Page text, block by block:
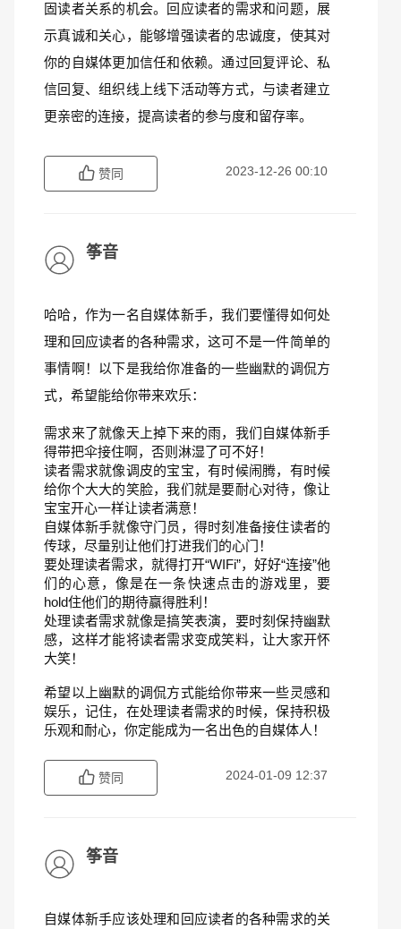
固读者关系的机会。回应读者的需求和问题，展
示真诚和关心，能够增强读者的忠诚度，使其对
你的自媒体更加信任和依赖。通过回复评论、私
信回复、组织线上线下活动等方式，与读者建立
更亲密的连接，提高读者的参与度和留存率。
赞同 2023-12-26 00:10
筝音
哈哈，作为一名自媒体新手，我们要懂得如何处
理和回应读者的各种需求，这可不是一件简单的
事情啊！以下是我给你准备的一些幽默的调侃方
式，希望能给你带来欢乐：
需求来了就像天上掉下来的雨，我们自媒体新手
得带把伞接住啊，否则淋湿了可不好！
读者需求就像调皮的宝宝，有时候闹腾，有时候
给你个大大的笑脸，我们就是要耐心对待，像让
宝宝开心一样让读者满意！
自媒体新手就像守门员，得时刻准备接住读者的
传球，尽量别让他们打进我们的心门！
要处理读者需求，就得打开“WIFi”，好好“连接”他
们的心意，像是在一条快速点击的游戏里，要
hold住他们的期待赢得胜利！
处理读者需求就像是搞笑表演，要时刻保持幽默
感，这样才能将读者需求变成笑料，让大家开怀
大笑！
希望以上幽默的调侃方式能给你带来一些灵感和
娱乐，记住，在处理读者需求的时候，保持积极
乐观和耐心，你定能成为一名出色的自媒体人！
赞同 2024-01-09 12:37
筝音
自媒体新手应该处理和回应读者的各种需求的关